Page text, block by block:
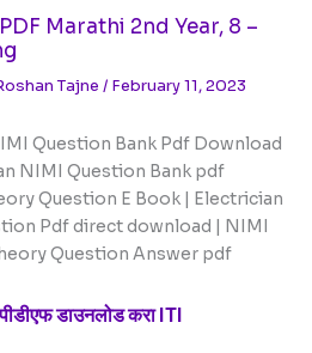
Marathi 2nd Year, 8 –
Tajne / February 11, 2023
Question Bank Pdf Download
NIMI Question Bank pdf
Question E Book | Electrician
Pdf direct download | NIMI
Question Answer pdf
डाउनलोड करा ITI